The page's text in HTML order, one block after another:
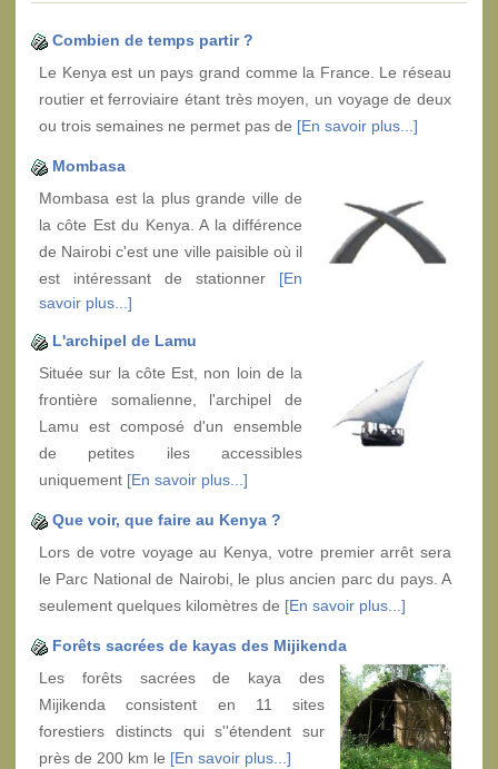
Combien de temps partir ?
Le Kenya est un pays grand comme la France. Le réseau
routier et ferroviaire étant très moyen, un voyage de deux
ou trois semaines ne permet pas de [En savoir plus...]
Mombasa
Mombasa est la plus grande ville de
la côte Est du Kenya. A la différence
de Nairobi c'est une ville paisible où il
est intéressant de stationner [En
savoir plus...]
L'archipel de Lamu
Située sur la côte Est, non loin de la
frontière somalienne, l'archipel de
Lamu est composé d'un ensemble
de petites iles accessibles
uniquement [En savoir plus...]
Que voir, que faire au Kenya ?
Lors de votre voyage au Kenya, votre premier arrêt sera
le Parc National de Nairobi, le plus ancien parc du pays. A
seulement quelques kilomètres de [En savoir plus...]
Forêts sacrées de kayas des Mijikenda
Les forêts sacrées de kaya des
Mijikenda consistent en 11 sites
forestiers distincts qui s''étendent sur
près de 200 km le [En savoir plus...]